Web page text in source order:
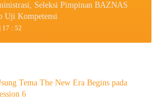
Seleksi Pimpinan BAZNAS
Uji Kompetensi
17 : 52
Tema The New Era Begins pada
6